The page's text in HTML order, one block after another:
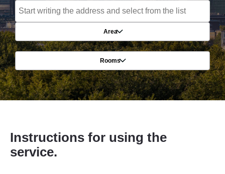
Area
Rooms
Instructions for using the
service.